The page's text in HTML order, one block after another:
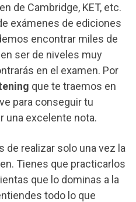
de Cambridge, KET, etc.
exámenes de ediciones
encontrar miles de
ser de niveles muy
en el examen. Por
que te traemos en
para conseguir tu
una excelente nota.
de realizar solo una vez la
Tienes que practicarlos
que lo dominas a la
todo lo que